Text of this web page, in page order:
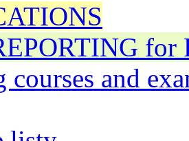
for
courses and